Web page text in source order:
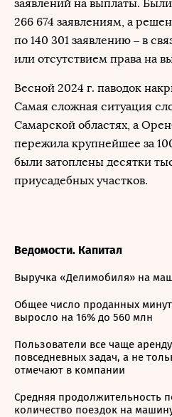
заявлений на выплаты.
266 674 заявлениям, а
по 140 301 заявлению – в
или отсутствием права на
Весной 2024 г. паводок
Cамая сложная ситуация
Самарской областях, а
пережила крупнейшее за
были затоплены десятки
приусадебных участков.
Ведомости. Капитал
Выручка «Делимобиля» на
Общее число проданных минут
выросло на 16% до 560 млн
Пользователи все чаще
повседневных задач, а не
отмечают в компании
Средняя продолжительность
количество поездок на